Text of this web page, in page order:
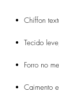
Chiffon
Tecido
Forro no
Caimento